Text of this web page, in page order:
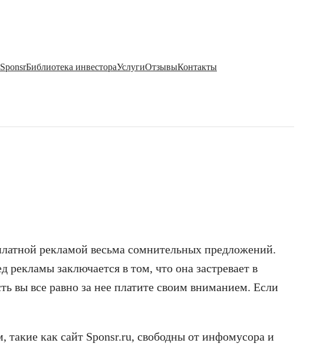
Библиотека инвестораУслугиОтзывыКонтакты
рекламой весьма сомнительных предложений.
заключается в том, что она застревает в
вы все равно за нее платите своим вниманием. Если
как сайт Sponsr.ru, свободны от инфомусора и